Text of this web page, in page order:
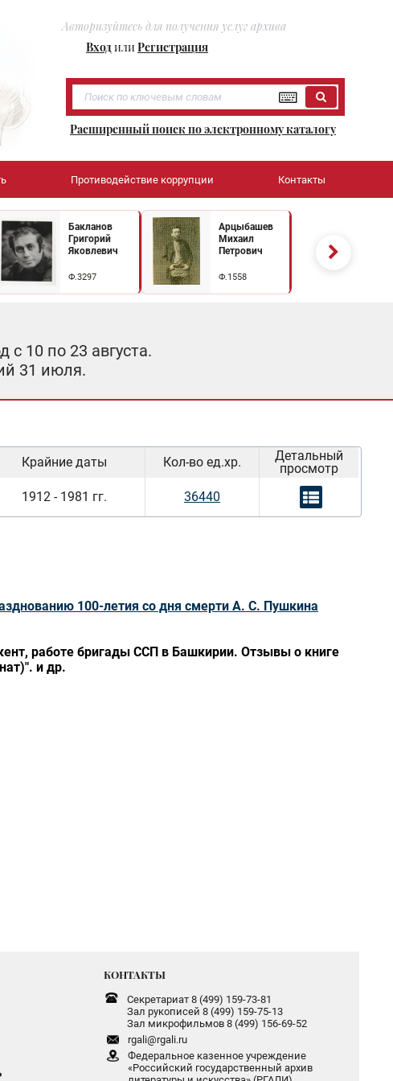
Авторизуйтесь для получения услуг архива
ВходилиРегистрация
Расширенный поиск по электронному каталогу
Противодействие коррупции Контакты
Бакланов
Григорий
Яковлевич
Ф.3297
Арцыбашев
Михаил
Петрович
Ф.1558
10 по 23 августа.
31 июля.
Крайние даты Кол-во ед.хр.
Детальный
просмотр
1912 - 1981 гг. 36440
100-летия со дня смерти А. С. Пушкина
работе бригады ССП в Башкирии. Отзывы о книге
и др.
КОНТАКТЫ
Секретариат 8 (499) 159-73-81
Зал рукописей 8 (499) 159-75-13
Зал микрофильмов 8 (499) 156-69-52
rgali@rgali.ru
Федеральное казенное учреждение
«Российский государственный архив